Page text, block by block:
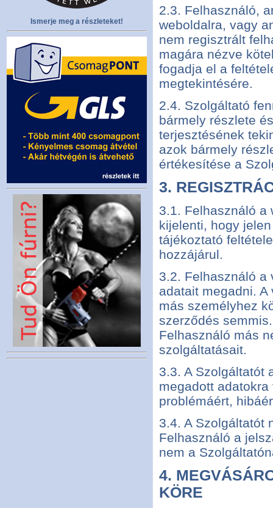
2.3. Felhasználó,
weboldalra, vagy
nem regisztrált
magára nézve
fogadja el a
megtekintésére.
2.4. Szolgáltató
bármely részlete
terjesztésének
azok bármely
értékesítése a
3.
3.1. Felhasználó a
kijelenti, hogy
tájékoztató
hozzájárul.
3.2. Felhasználó a
adatait megadni.
más személyhez
szerződés
Felhasználó más
szolgáltatásait.
3.3. A Szolgáltatót
megadott
problémáért,
3.4. A Szolgáltatót
Felhasználó a
nem a
4.
KÖRE
Ismerje meg a részleteket!